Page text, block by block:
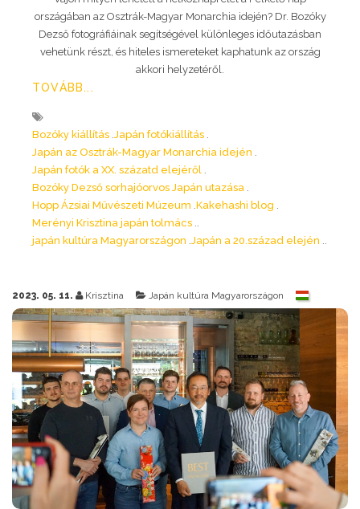
országában az Osztrák-Magyar Monarchia idején? Dr. Bozóky
Dezső fotográfiáinak segítségével különleges időutazásban
vehetünk részt, és hiteles ismereteket kaphatunk az ország
akkori helyzetéről.
TOVÁBB...
Bozóky kiállítás Japán fotókiállítás
Japán az Osztrák-Magyar Monarchia idején
Japán fotók a XX. százatd elejéről
Bozóky Dezső sorhajóorvos Japán utazása
Hopp Ázsiai Művészeti Múzeum Kakehashi blog
Merényi Krisztina japán tolmács
japán kultúra Magyarországon Japán a 20.század elején
2023. 05. 11. Krisztina Japán kultúra Magyarországon